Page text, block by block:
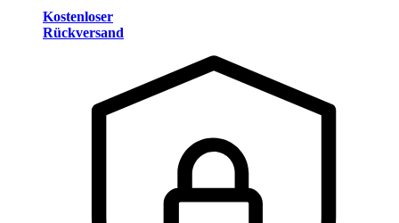
Kostenloser
Rückversand